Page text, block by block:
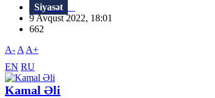
Siyasət
9 Avqust 2022, 18:01
662
A- A A+
EN RU
Kamal Əli